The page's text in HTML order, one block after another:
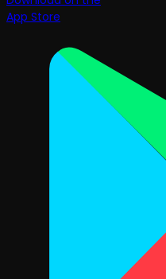
App Store